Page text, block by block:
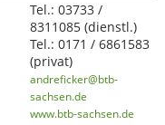
Tel.:03733 /
8311085(dienstl.)
Tel.:0171 / 6861583
(privat)
andreficker@btb-
sachsen.de
www.btb-sachsen.de